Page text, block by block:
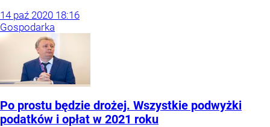
14 paź 2020 18:16
Gospodarka
Po prostu będzie drożej. Wszystkie podwyżki
podatków i opłat w 2021 roku